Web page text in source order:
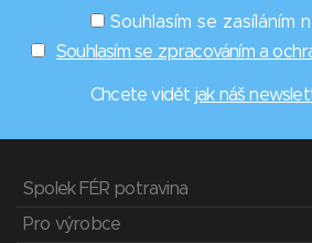
Souhlasím se zasíláním
Souhlasím se zpracováním a
Chcete vidět jak náš
Spolek FÉR potravina
Pro výrobce